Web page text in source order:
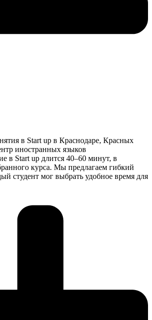
в Start up в Краснодаре, Красных
иностранных языков
в Start up длится 40–60 минут, в
курса. Мы предлагаем гибкий
студент мог выбрать удобное время для